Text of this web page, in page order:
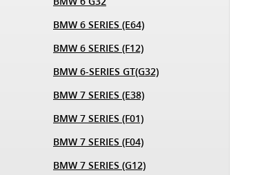
BMW 6 SERIES (E64)
BMW 6 SERIES (F12)
BMW 6-SERIES GT(G32)
BMW 7 SERIES (E38)
BMW 7 SERIES (F01)
BMW 7 SERIES (F04)
BMW 7 SERIES (G12)